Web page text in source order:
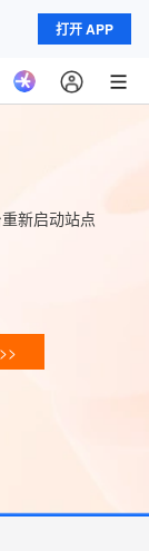
打开 APP
新启动站点